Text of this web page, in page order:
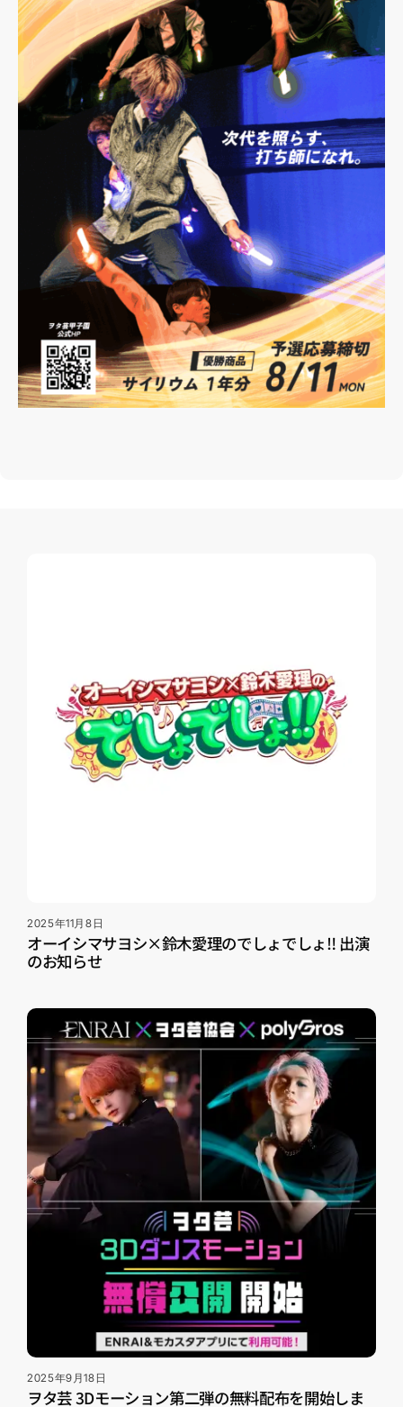
2025年11月8日
オーイシマサヨシ×鈴木愛理のでしょでしょ‼ 出演
のお知らせ
2025年9月18日
ヲタ芸 3Dモーション第二弾の無料配布を開始しま